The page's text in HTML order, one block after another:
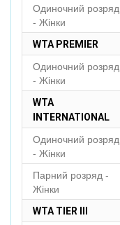
Одиночний розряд
- Жінки
WTA PREMIER
Одиночний розряд
- Жінки
WTA
INTERNATIONAL
Одиночний розряд
- Жінки
Парний розряд -
Жінки
WTA TIER III